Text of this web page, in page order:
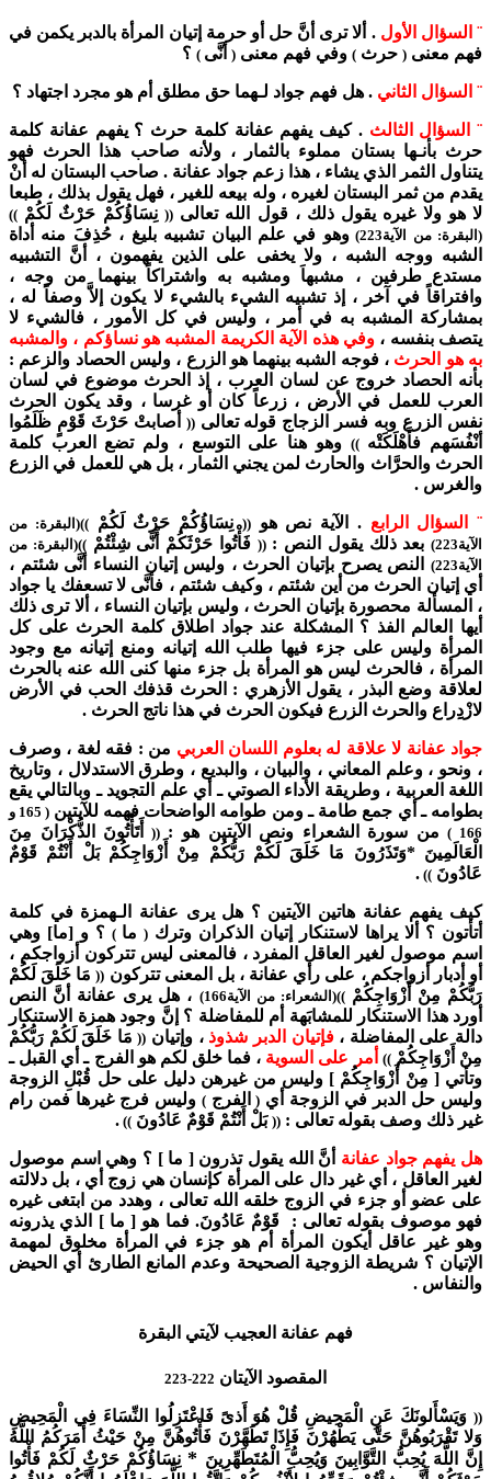
¨ السؤال الأول . ألا ترى أنَّ حل أو حرمة إتيان المرأة بالدبر يكمن في
فهم معنى ( حرث ) وفي فهم معنى ( أنَّى ) ؟
¨ السؤال الثاني . هل فهم جواد لـهما حق مطلق أم هو مجرد اجتهاد ؟
¨ السؤال الثالث . كيف يفهم عفانة كلمة حرث ؟ يفهم عفانة كلمة
حرث بأنـها بستان مملوء بالثمار ، ولأنه صاحب هذا الحرث فهو
يتناول الثمر الذي يشاء ، هذا زعم جواد عفانة . صاحب البستان له أنْ
يقدم من ثمر البستان لغيره ، وله بيعه للغير ، فهل يقول بذلك ، طبعا
لا هو ولا غيره يقول ذلك ، قول الله تعالى(( نِسَاؤُكُمْ حَرْثٌ لَكُمْ )
)
(البقرة: من الآية223)
وهو في علم البيان تشبيه بليغ ، حُذِفَ منه أداة
الشبه ووجه الشبه ، ولا يخفى على الذين يفهمون ، أنَّ التشبيه
مستدع طرفين ، مشبهاَ ومشبه به واشتراكاً بينهما من وجه ،
وافتراقاً في آخر ، إذ تشبيه الشيء بالشيء لا يكون إلاَّ وصفاً له ،
بمشاركة المشبه به في أمر ، وليس في كل الأمور ، فالشيء لا
يتصف بنفسه ،وفي هذه الآية الكريمة المشبه هو نساؤكم ، والمشبه
به هو الحرث ، فوجه الشبه بينهما هو الزرع ، وليس الحصاد والزعم :
بأنه الحصاد خروج عن لسان العرب ، إذ الحرث موضوع في لسان
العرب للعمل في الأرض ، زرعاً كان أو غرسا ، وقد يكون الحرث
نفس الزرع وبه فسر الزجاج قوله تعالى(( أصابتْ حَرْثَ قَوْمٍ ظَلَمُوا
أنْفُسَهم فأَهْلَكَتْه)) وهو هنا على التوسع ، ولم تضع العرب كلمة
الحرث والحرَّاث والحارث لمن يجني الثمار ، بل هي للعمل في الزرع
والغرس .
¨ السؤال الرابع . الآية نص هو((نِسَاؤُكُمْ حَرْثٌ لَكُمْ))(البقرة: من
الآية223)
بعد ذلك يقول النص :(( فَأْتُوا حَرْثَكُمْ أَنَّى شِئْتُمْ))(البقرة: من
الآية223)
النص يصرح بإتيان الحرث ، وليس إتيان النساء أنَّى شئتم ،
أي إتيان الحرث من أين شئتم ، وكيف شئتم ، فأنَّى لا تسعفك يا جواد
، المسألة محصورة بإتيان الحرث ، وليس بإتيان النساء ، ألا ترى ذلك
أيها العالم الفذ ؟ المشكلة عند جواد اطلاق كلمة الحرث على كل
المرأة وليس على جزء فيها طلب الله إتيانه ومنع إتيانه مع وجود
المرأة ، فالحرث ليس هو المرأة بل جزء منها كنى الله عنه بالحرث
لعلاقة وضع البذر ، يقول الأزهري : الحرث قذفك الحب في الأرض
لازْدِِراع والحرث الزرع فيكون الحرث في هذا ناتج الحرث .
جواد عفانة لا علاقة له بعلوم اللسان العربي من : فقه لغة ، وصرف
، ونحو ، وعلم المعاني ، والبيان ، والبديع ، وطرق الاستدلال ، وتاريخ
اللغة العربية ، وطريقة الأداء الصوتي ـ أي علم التجويد ـ وبالتالي يقع
بطوامه ـ أي جمع طامة ـ ومن طوامه الواضحات فهمه للآيتين
( 165 و
166 )
من سورة الشعراء ونص الآيتين هو :((
أَتَأْتُونَ الذُّكْرَانَ مِنَ
الْعَالَمِينَ *وَتَذَرُونَ مَا خَلَقَ لَكُمْ رَبُّكُمْ مِنْ أَزْوَاجِكُمْ بَلْ أَنْتُمْ قَوْمٌ
عَادُونَ ))
.
كيف يفهم عفانة هاتين الآيتين ؟ هل يرى عفانة الـهمزة في كلمة
أتأتون ؟ ألا يراها لاستنكار إتيان الذكران وترك ( ما ) ؟ و [ما] وهي
اسم موصول لغير العاقل المفرد ، فالمعنى ليس تتركون أزواجكم ،
أو أدبار أزواجكم ، على رأي عفانة ، بل المعنى تتركون ((مَا خَلَقَ لَكُمْ
رَبُّكُمْ مِنْ أَزْوَاجِكُمْ))(الشعراء: من الآية166)
، هل يرى عفانة أنَّ النص
أورد هذا الاستنكار للمشابَهة أم للمفاضلة ؟ إنَّ وجود همزة الاستنكار
دالة على المفاضلة ، فإتيان الدبر شذوذ ، وإتيان ((مَا خَلَقَ لَكُمْ رَبُّكُمْ
مِنْ أَزْوَاجِكُمْ)) أمر على السوية ، فما خلق لكم هو الفرج ـ أي القبل ـ
وتأتي [ مِنْ أَزْوَاجِكُمْ ] وليس من غيرهن دليل على حل قُبْلِ الزوجة
وليس حل الدبر في الزوجة أي (الفرج) وليس فرج غيرها فمن رام
غير ذلك وصف بقوله تعالى : (( بَلْ أَنْتُمْ قَوْمٌ عَادُونَ ))
.
هل يفهم جواد عفانة أنَّ الله يقول تذرون [ ما ] ؟ وهي اسم موصول
لغير العاقل ، أي غير دال على المرأة كإنسان هي زوج أي ، بل دلالته
على عضو أو جزء في الزوج خلقه الله تعالى ، وهدد من ابتغى غيره
فهو موصوف بقوله تعالى : قَوْمٌ عَادُونَ. فما هو [ ما ] الذي يذرونه
وهو غير عاقل أيكون المرأة أم هو جزء في المرأة مخلوق لمهمة
الإتيان ؟ شريطة الزوجية الصحيحة وعدم المانع الطارئ أي الحيض
والنفاس .
فهم عفانة العجيب لآيتي البقرة
المقصود الآيتان 222-223
(( وَيَسْأَلونَكَ عَنِ الْمَحِيضِ قُلْ هُوَ أَذىً فَاعْتَزِلُوا النِّسَاءَ فِي الْمَحِيضِ
وَلا تَقْرَبُوهُنَّ حَتَّى يَطْهُرْنَ فَإِذَا تَطَهَّرْنَ فَأْتُوهُنَّ مِنْ حَيْثُ أَمَرَكُمُ اللَّهُ
إِنَّ اللَّهَ يُحِبُّ التَّوَّابِينَ وَيُحِبُّ الْمُتَطَهِّرِينَ * نِسَاؤُكُمْ حَرْثٌ لَكُمْ فَأْتُوا